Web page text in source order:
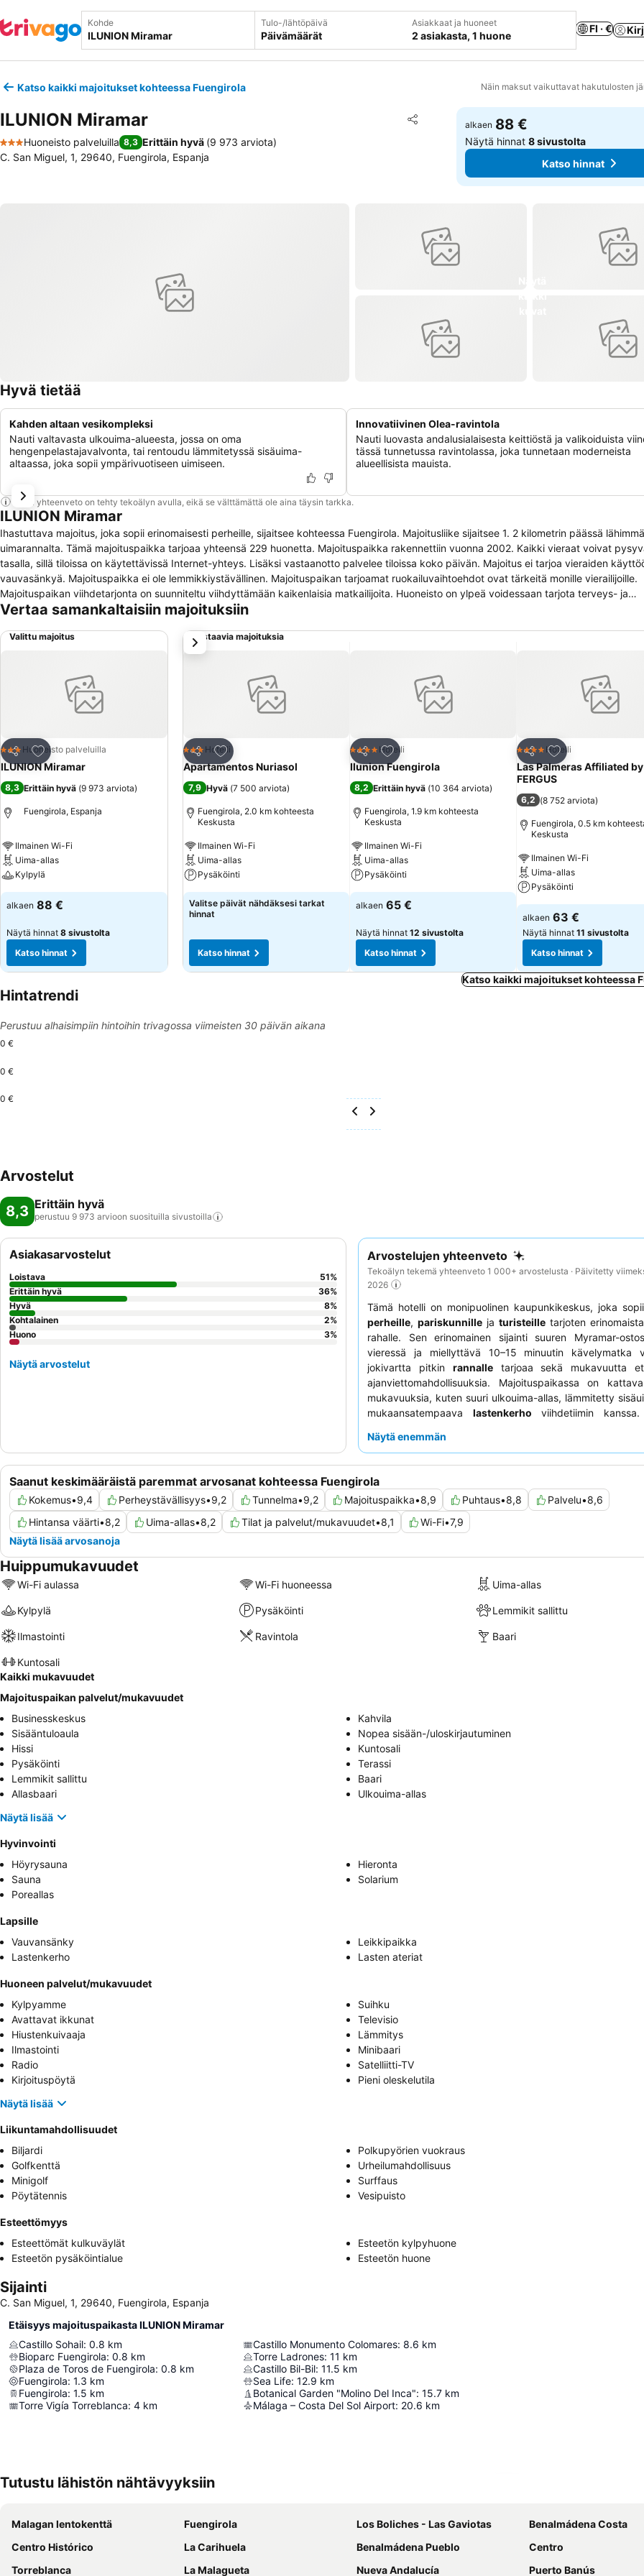
Kohde Tulo-/lähtöpäivä
Päivämäärät
Asiakkaat ja huoneet
2 asiakasta, 1 huone
FI · €
Katso kaikki majoitukset kohteessa Fuengirola Näin maksut vaikuttavat hakutulosten
ILUNION Miramar Jaa
Lisää suosikkeihin
3 Tähtiluokitus
Huoneisto palveluilla 8,3 Erittäin hyvä (9 973 arviota)
C. San Miguel, 1, 29640, Fuengirola, Espanja
alkaen 88 €
Näytä hinnat8 sivustolta
Katso hinnat
Hyvä tietää
Kahden altaan vesikompleksi
Nauti valtavasta ulkouima-alueesta, jossa on oma
hengenpelastajavalvonta, tai rentoudu lämmitetyssä sisäuima-
altaassa, joka sopii ympärivuotiseen uimiseen.
Innovatiivinen Olea-ravintola
Nauti luovasta andalusialaisesta keittiöstä ja valikoiduista
tässä tunnetussa ravintolassa, joka tunnetaan moderneista
alueellisista mauista.
Tämä yhteenveto on tehty tekoälyn avulla, eikä se välttämättä ole aina täysin tarkka.
ILUNION Miramar
Ihastuttava majoitus, joka sopii erinomaisesti perheille, sijaitsee kohteessa Fuengirola. Majoitusliike sijaitsee 1. 2 kilometrin päässä
uimarannalta. Tämä majoituspaikka tarjoaa yhteensä 229 huonetta. Majoituspaikka rakennettiin vuonna 2002. Kaikki vieraat voivat
tasalla, sillä tiloissa on käytettävissä Internet-yhteys. Lisäksi vastaanotto palvelee tiloissa koko päivän. Majoitus ei tarjoa vieraiden
vauvasänkyä. Majoituspaikka ei ole lemmikkiystävällinen. Majoituspaikan tarjoamat ruokailuvaihtoehdot ovat tärkeitä monille vierailijoille.
Majoituspaikan viihdetarjonta on suunniteltu viihdyttämään kaikenlaisia matkailijoita. Huoneisto on ylpeä voidessaan tarjota terveys- ja
hyvinvointipalveluita, jotka sopivat erinomaisesti rentoutumiseen ja edistävät vartalon terveyttä ja hyvää kuntoa.
Vertaa samankaltaisiin majoituksiin
Valittu majoitus
Jaa
Lisää suosikkeihin
3 Tähtiluokitus
Huoneisto palveluilla
ILUNION Miramar
8,3 Erittäin hyvä (9 973 arviota)
Fuengirola, Espanja
Ilmainen Wi-Fi
Uima-allas
Kylpylä
alkaen 88 €
Näytä hinnat 8 sivustolta
Katso hinnat
Vastaavia majoituksia
Jaa
Lisää suosikkeihin
3 Tähtiluokitus
Hotelli
Apartamentos Nuriasol
7,9 Hyvä (7 500 arviota)
Fuengirola, 2.0 km kohteesta
Keskusta
Ilmainen Wi-Fi
Uima-allas
Pysäköinti
Valitse päivät nähdäksesi tarkat
hinnat
Katso hinnat
Jaa
Lisää suosikkeihin
4 Tähtiluokitus
Hotelli
Ilunion Fuengirola
8,2 Erittäin hyvä (10 364 arviota)
Fuengirola, 1.9 km kohteesta
Keskusta
Ilmainen Wi-Fi
Uima-allas
Pysäköinti
alkaen 65 €
Näytä hinnat 12 sivustolta
Katso hinnat
Jaa
Lisää suosikkeihin
4 Tähtiluokitus
Hotelli
Las Palmeras Affiliated by
FERGUS
6,2 (8 752 arviota)
Fuengirola, 0.5 km
Keskusta
Ilmainen Wi-Fi
Uima-allas
Pysäköinti
alkaen 63 €
Näytä hinnat 11 sivustolta
Katso hinnat
seuraava
Katso kaikki majoitukset kohteessa
Hintatrendi
Perustuu alhaisimpiin hintoihin trivagossa viimeisten 30 päivän aikana
0 €
0 €
0 €
Arvostelut
8,3 Erittäin hyvä
perustuu 9 973 arvioon suosituilla sivustoilla
Arvostelujen yhteenveto
Tekoälyn tekemä yhteenveto 1 000+ arvostelusta · Päivitetty
2026
Tämä hotelli on monipuolinen kaupunkikeskus, joka
perheille, pariskunnille ja turisteille tarjoten
rahalle. Sen erinomainen sijainti suuren Myramar-
vieressä ja miellyttävä 10–15 minuutin kävelymatka
jokivartta pitkin rannalletarjoaa sekä mukavuutta
ajanviettomahdollisuuksia. Majoituspaikassa on
mukavuuksia, kuten suuri ulkouima-allas, lämmitetty
mukaansatempaava lastenkerho viihdetiimin kanssa.
huomaavaisuutta sekä monipuolista ja laadukasta
Näytä enemmän
Saanut keskimääräistä paremmat arvosanat kohteessa Fuengirola
Kokemus•9,4 Perheystävällisyys•9,2 Tunnelma•9,2 Majoituspaikka•8,9 Puhtaus•8,8 Palvelu•8,6
Hintansa väärti•8,2 Uima-allas•8,2 Tilat ja palvelut/mukavuudet•8,1 Wi-Fi•7,9
Näytä lisää arvosanoja
Asiakasarvostelut
Loistava 51%
Erittäin hyvä
36%
Hyvä
8%
Kohtalainen
2%
Huono
3%
Näytä arvostelut
Huippumukavuudet
Wi-Fi aulassa Wi-Fi huoneessa Uima-allas
Kylpylä Pysäköinti Lemmikit sallittu
Ilmastointi Ravintola Baari
Kuntosali
Kaikki mukavuudet
Majoituspaikan palvelut/mukavuudet
Businesskeskus
Kahvila
Sisääntuloaula
Nopea sisään-/uloskirjautuminen
Hissi
Kuntosali
Pysäköinti
Terassi
Lemmikit sallittu
Baari
Allasbaari
Ulkouima-allas
Näytä lisää
Hyvinvointi
Höyrysauna
Hieronta
Sauna
Solarium
Poreallas
Lapsille
Vauvansänky
Leikkipaikka
Lastenkerho
Lasten ateriat
Huoneen palvelut/mukavuudet
Kylpyamme
Suihku
Avattavat ikkunat
Televisio
Hiustenkuivaaja
Lämmitys
Ilmastointi
Minibaari
Radio
Satelliitti-TV
Kirjoituspöytä
Pieni oleskelutila
Näytä lisää
Liikuntamahdollisuudet
Biljardi
Polkupyörien vuokraus
Golfkenttä
Urheilumahdollisuus
Minigolf
Surffaus
Pöytätennis
Vesipuisto
Esteettömyys
Esteettömät kulkuväylät
Esteetön kylpyhuone
Esteetön pysäköintialue
Esteetön huone
Sijainti
C. San Miguel, 1, 29640, Fuengirola, Espanja
Etäisyys majoituspaikasta ILUNION Miramar
Castillo Sohail: 0.8 km
Bioparc Fuengirola: 0.8 km
Plaza de Toros de Fuengirola: 0.8 km
Fuengirola: 1.3 km
Fuengirola: 1.5 km
Torre Vigía Torreblanca: 4 km
Castillo Monumento Colomares: 8.6 km
Torre Ladrones: 11 km
Castillo Bil-Bil: 11.5 km
Sea Life: 12.9 km
Botanical Garden "Molino Del Inca": 15.7 km
Málaga – Costa Del Sol Airport: 20.6 km
Tutustu lähistön nähtävyyksiin
Malagan lentokenttä Fuengirola Los Boliches - Las Gaviotas
Benalmádena Costa
Centro Histórico
La Carihuela Benalmádena Pueblo
Centro
Torreblanca
La Malagueta Nueva Andalucía Puerto Banús